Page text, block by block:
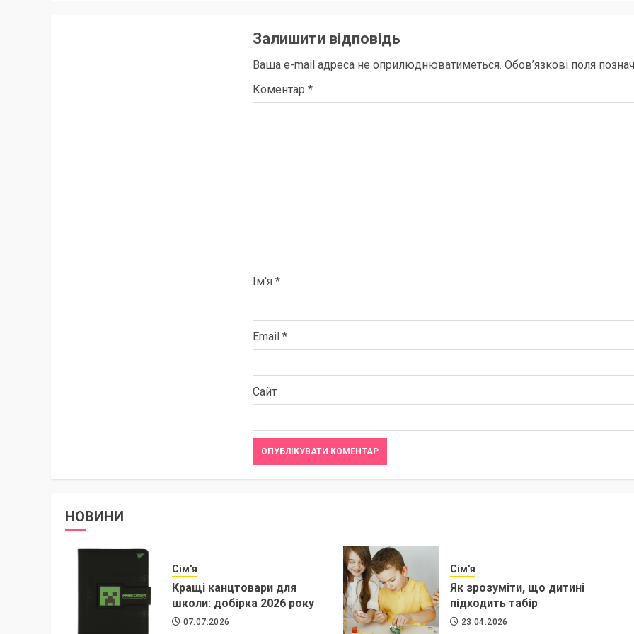
Залишити відповідь
Ваша e-mail адреса не оприлюднюватиметься. Обов’язкові поля
Коментар *
Ім'я *
Email *
Сайт
НОВИНИ
Сім'я
Кращі канцтовари для
школи: добірка 2026 року
07.07.2026
Сім'я
Як зрозуміти, що дитині
підходить табір
23.04.2026